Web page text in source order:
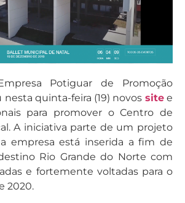
Potiguar de Promoção
nesta quinta-feira (19) novos sitee
para promover o Centro de
A iniciativa parte de um projeto
empresa está inserida a fim de
Rio Grande do Norte com
e fortemente voltadas para o
2020.